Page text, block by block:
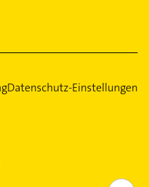
Datenschutz-Einstellungen